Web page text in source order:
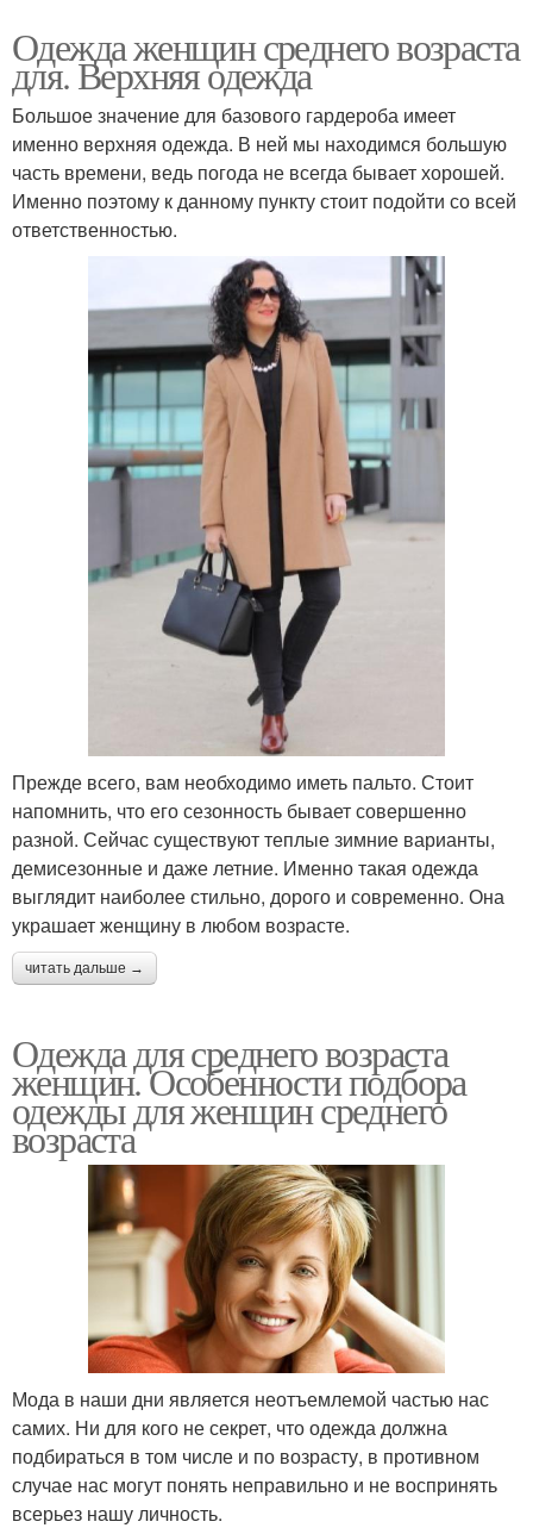
Одежда женщин среднего возраста
для. Верхняя одежда
Большое значение для базового гардероба имеет
именно верхняя одежда. В ней мы находимся большую
часть времени, ведь погода не всегда бывает хорошей.
Именно поэтому к данному пункту стоит подойти со всей
ответственностью.
Прежде всего, вам необходимо иметь пальто. Стоит
напомнить, что его сезонность бывает совершенно
разной. Сейчас существуют теплые зимние варианты,
демисезонные и даже летние. Именно такая одежда
выглядит наиболее стильно, дорого и современно. Она
украшает женщину в любом возрасте.
читать дальше →
Одежда для среднего возраста
женщин. Особенности подбора
одежды для женщин среднего
возраста
Мода в наши дни является неотъемлемой частью нас
самих. Ни для кого не секрет, что одежда должна
подбираться в том числе и по возрасту, в противном
случае нас могут понять неправильно и не воспринять
всерьез нашу личность.